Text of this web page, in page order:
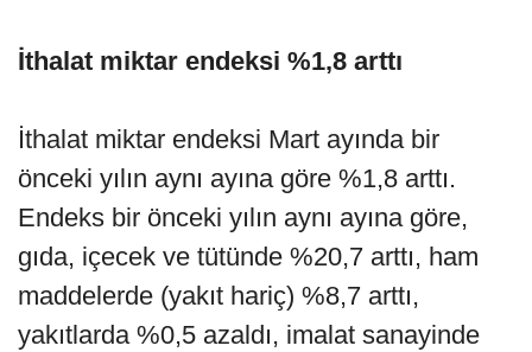
İthalat miktar endeksi %1,8 arttı
İthalat miktar endeksi Mart ayında bir
önceki yılın aynı ayına göre %1,8 arttı.
Endeks bir önceki yılın aynı ayına göre,
gıda, içecek ve tütünde %20,7 arttı, ham
maddelerde (yakıt hariç) %8,7 arttı,
yakıtlarda %0,5 azaldı, imalat sanayinde